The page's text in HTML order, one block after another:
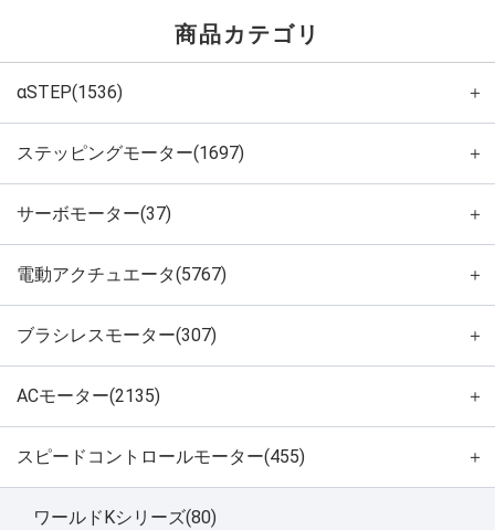
商品カテゴリ
αSTEP(1536) ＋
ステッピングモーター(1697) ＋
サーボモーター(37) ＋
電動アクチュエータ(5767) ＋
ブラシレスモーター(307) ＋
ACモーター(2135) ＋
スピードコントロールモーター(455) ＋
ワールドKシリーズ(80)